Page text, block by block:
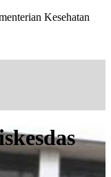
Kesehatan